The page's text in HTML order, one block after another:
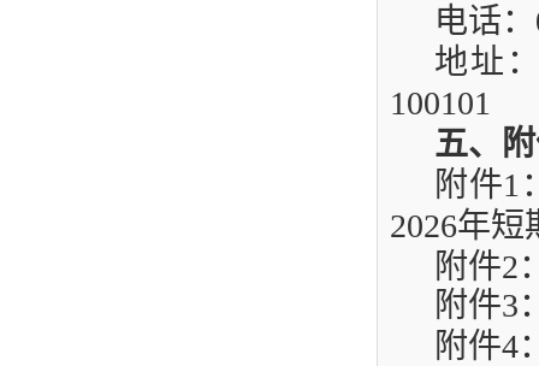
电话：
地址
100101
五、
附件1
2026年短
附件2
附件3
附件4